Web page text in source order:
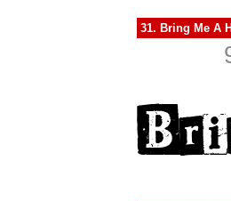
31. Bring Me A